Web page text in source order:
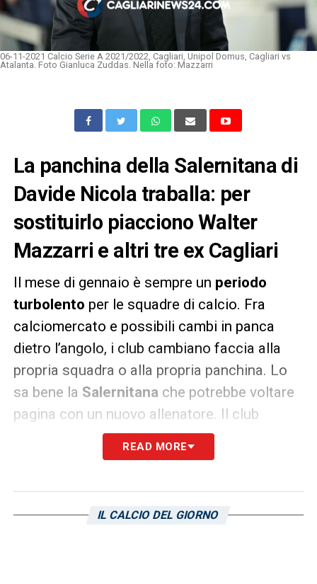
06-11-2021 Calcio Serie A 2021/2022, Cagliari, Unipol Domus, Cagliari vs
Atalanta. Foto Gianluca Zuddas. Nella foto: Mazzarri
La panchina della Salernitana di
Davide Nicola traballa: per
sostituirlo piacciono Walter
Mazzarri e altri tre ex Cagliari
Il mese di gennaio è sempre un periodo
turbolento per le squadre di calcio. Fra
calciomercato e possibili cambi in panca
dietro l’angolo, i club cambiano faccia alla
propria squadra o alla propria panchina. Lo
sa bene la Salernitana che potrebbe voltare
pagina con un nuovo allenatore. Il club
granata ha perso alla ripresa del campionato
di Serie A contro ilMilanper 2-1. Allo stadio
compromessa: la Salernitana resta a 17
READ MORE
IL CALCIO DEL GIORNO